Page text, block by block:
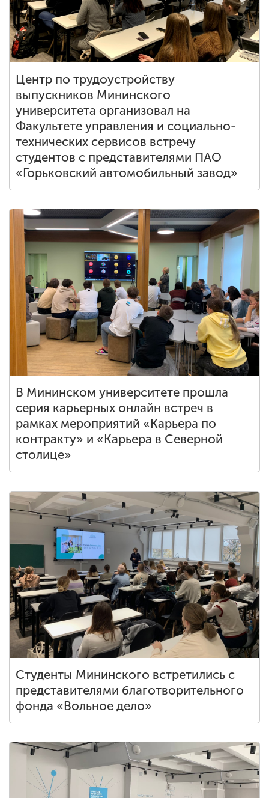
Центр по трудоустройству
выпускников Мининского
университета организовал на
Факультете управления и социально-
технических сервисов встречу
студентов с представителями ПАО
«Горьковский автомобильный завод»
В Мининском университете прошла
серия карьерных онлайн встреч в
рамках мероприятий «Карьера по
контракту» и «Карьера в Северной
столице»
Студенты Мининского встретились с
представителями благотворительного
фонда «Вольное дело»